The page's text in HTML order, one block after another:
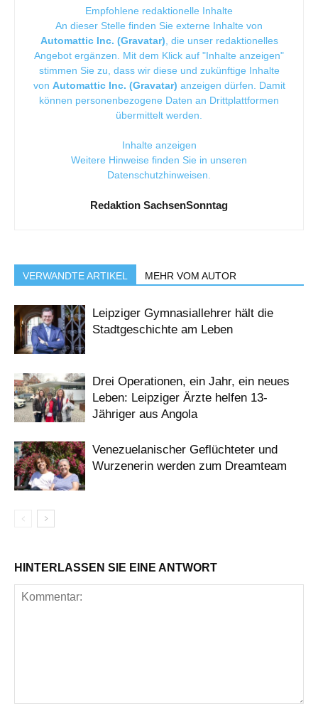
Empfohlene redaktionelle Inhalte
An dieser Stelle finden Sie externe Inhalte von
Automattic Inc. (Gravatar), die unser redaktionelles
Angebot ergänzen. Mit dem Klick auf "Inhalte anzeigen"
stimmen Sie zu, dass wir diese und zukünftige Inhalte
von Automattic Inc. (Gravatar) anzeigen dürfen. Damit
können personenbezogene Daten an Drittplattformen
übermittelt werden.
Inhalte anzeigen
Weitere Hinweise finden Sie in unseren
Datenschutzhinweisen.
Redaktion SachsenSonntag
VERWANDTE ARTIKEL MEHR VOM AUTOR
Leipziger Gymnasiallehrer hält die
Stadtgeschichte am Leben
Drei Operationen, ein Jahr, ein neues
Leben: Leipziger Ärzte helfen 13-
Jähriger aus Angola
Venezuelanischer Geflüchteter und
Wurzenerin werden zum Dreamteam
HINTERLASSEN SIE EINE ANTWORT